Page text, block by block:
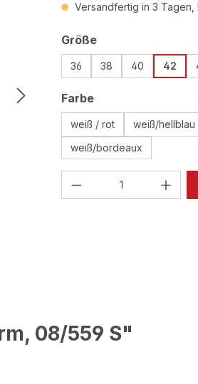
Versandfertig in 3
Größeauswählen
36 38 40 42
Farbeauswählen
weiß / rot weiß/hellblau
weiß/bordeaux
Produkt
08/559 S"